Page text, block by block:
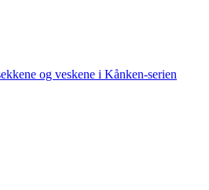
og veskene i Kånken-serien